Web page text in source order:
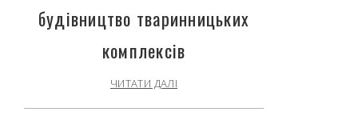
будівництво тваринницьких
комплексів
ЧИТАТИ ДАЛІ